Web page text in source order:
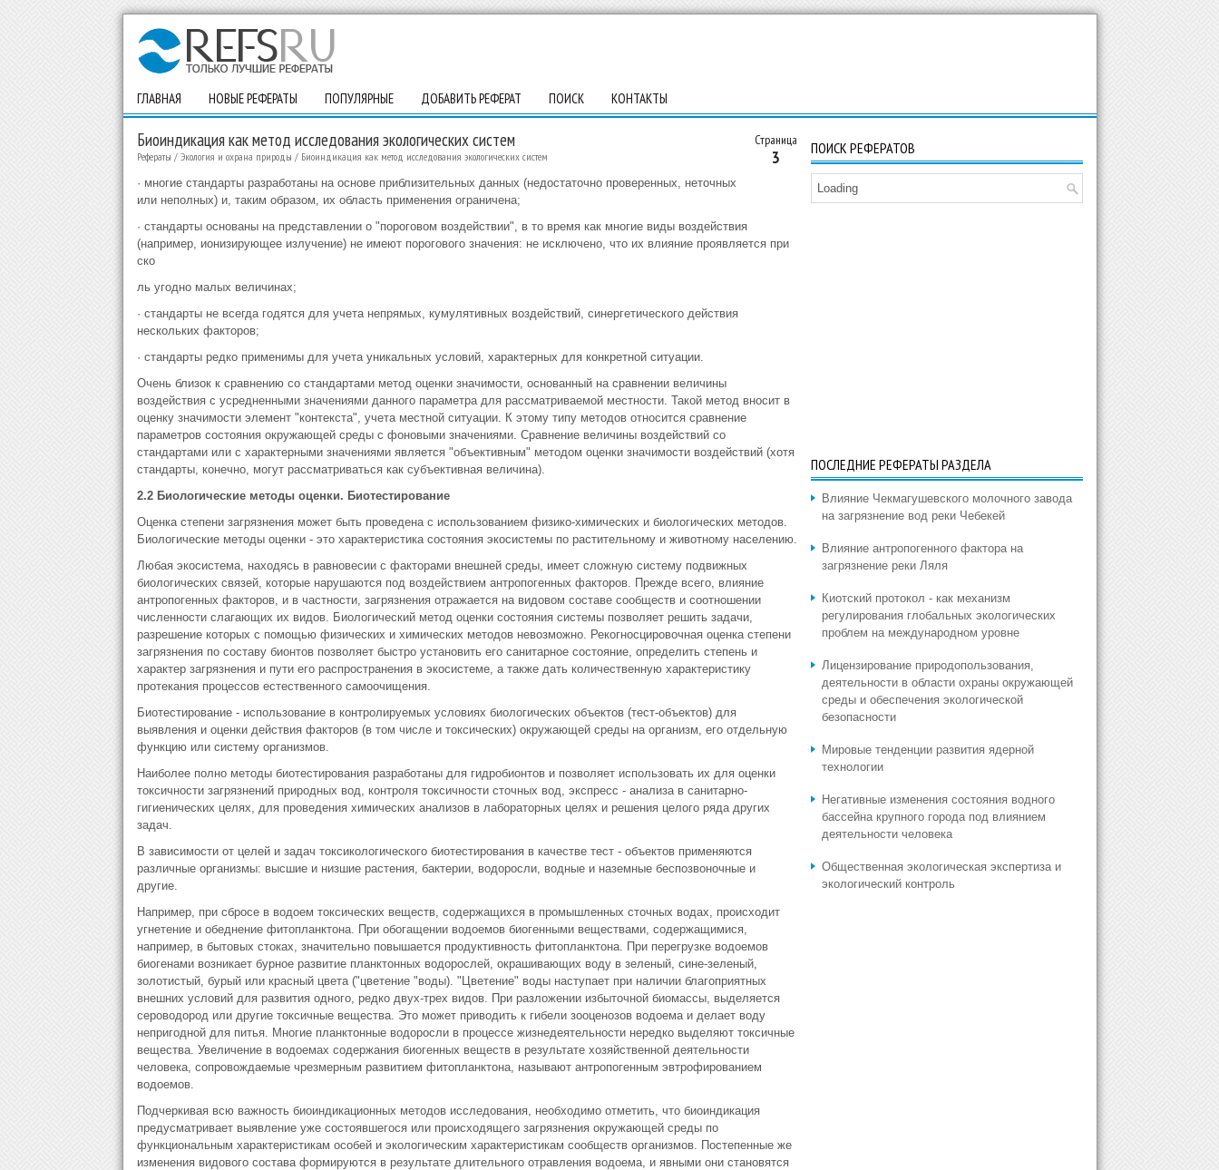
ГЛАВНАЯ НОВЫЕ РЕФЕРАТЫ ПОПУЛЯРНЫЕ ДОБАВИТЬ РЕФЕРАТ ПОИСК КОНТАКТЫ
Страница
3
Биоиндикация как метод исследования экологических систем
Рефераты / Экология и охрана природы / Биоиндикация как метод исследования экологических систем
· многие стандарты разработаны на основе приблизительных данных (недостаточно проверенных, неточных
или неполных) и, таким образом, их область применения ограничена;
· стандарты основаны на представлении о "пороговом воздействии", в то время как многие виды воздействия
(например, ионизирующее излучение) не имеют порогового значения: не исключено, что их влияние проявляется при
ско
ль угодно малых величинах;
· стандарты не всегда годятся для учета непрямых, кумулятивных воздействий, синергетического действия
нескольких факторов;
· стандарты редко применимы для учета уникальных условий, характерных для конкретной ситуации.
Очень близок к сравнению со стандартами метод оценки значимости, основанный на сравнении величины
воздействия с усредненными значениями данного параметра для рассматриваемой местности. Такой метод вносит в
оценку значимости элемент "контекста", учета местной ситуации. К этому типу методов относится сравнение
параметров состояния окружающей среды с фоновыми значениями. Сравнение величины воздействий со
стандартами или с характерными значениями является "объективным" методом оценки значимости воздействий (хотя
стандарты, конечно, могут рассматриваться как субъективная величина).
2.2 Биологические методы оценки. Биотестирование
Оценка степени загрязнения может быть проведена с использованием физико-химических и биологических методов.
Биологические методы оценки - это характеристика состояния экосистемы по растительному и животному населению.
Любая экосистема, находясь в равновесии с факторами внешней среды, имеет сложную систему подвижных
биологических связей, которые нарушаются под воздействием антропогенных факторов. Прежде всего, влияние
антропогенных факторов, и в частности, загрязнения отражается на видовом составе сообществ и соотношении
численности слагающих их видов. Биологический метод оценки состояния системы позволяет решить задачи,
разрешение которых с помощью физических и химических методов невозможно. Рекогносцировочная оценка степени
загрязнения по составу бионтов позволяет быстро установить его санитарное состояние, определить степень и
характер загрязнения и пути его распространения в экосистеме, а также дать количественную характеристику
протекания процессов естественного самоочищения.
Биотестирование - использование в контролируемых условиях биологических объектов (тест-объектов) для
выявления и оценки действия факторов (в том числе и токсических) окружающей среды на организм, его отдельную
функцию или систему организмов.
Наиболее полно методы биотестирования разработаны для гидробионтов и позволяет использовать их для оценки
токсичности загрязнений природных вод, контроля токсичности сточных вод, экспресс - анализа в санитарно-
гигиенических целях, для проведения химических анализов в лабораторных целях и решения целого ряда других
задач.
В зависимости от целей и задач токсикологического биотестирования в качестве тест - объектов применяются
различные организмы: высшие и низшие растения, бактерии, водоросли, водные и наземные беспозвоночные и
другие.
Например, при сбросе в водоем токсических веществ, содержащихся в промышленных сточных водах, происходит
угнетение и обеднение фитопланктона. При обогащении водоемов биогенными веществами, содержащимися,
например, в бытовых стоках, значительно повышается продуктивность фитопланктона. При перегрузке водоемов
биогенами возникает бурное развитие планктонных водорослей, окрашивающих воду в зеленый, сине-зеленый,
золотистый, бурый или красный цвета ("цветение "воды). "Цветение" воды наступает при наличии благоприятных
внешних условий для развития одного, редко двух-трех видов. При разложении избыточной биомассы, выделяется
сероводород или другие токсичные вещества. Это может приводить к гибели зооценозов водоема и делает воду
непригодной для питья. Многие планктонные водоросли в процессе жизнедеятельности нередко выделяют токсичные
вещества. Увеличение в водоемах содержания биогенных веществ в результате хозяйственной деятельности
человека, сопровождаемые чрезмерным развитием фитопланктона, называют антропогенным эвтрофированием
водоемов.
Подчеркивая всю важность биоиндикационных методов исследования, необходимо отметить, что биоиндикация
предусматривает выявление уже состоявшегося или происходящего загрязнения окружающей среды по
функциональным характеристикам особей и экологическим характеристикам сообществ организмов. Постепенные же
изменения видового состава формируются в результате длительного отравления водоема, и явными они становятся
ПОИСК РЕФЕРАТОВ
Loading
ПОСЛЕДНИЕ РЕФЕРАТЫ РАЗДЕЛА
Влияние Чекмагушевского молочного завода
на загрязнение вод реки Чебекей
Влияние антропогенного фактора на
загрязнение реки Ляля
Киотский протокол - как механизм
регулирования глобальных экологических
проблем на международном уровне
Лицензирование природопользования,
деятельности в области охраны окружающей
среды и обеспечения экологической
безопасности
Мировые тенденции развития ядерной
технологии
Негативные изменения состояния водного
бассейна крупного города под влиянием
деятельности человека
Общественная экологическая экспертиза и
экологический контроль